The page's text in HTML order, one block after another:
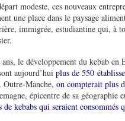
modeste, ces nouveaux
une place dans le paysage
immigrée, estudiantine qui, à
le développement du kebab en
aujourd’hui plus de 550
Outre-Manche, on compterait plus
épicentre de sa géographie
kebabs qui seraient consommés